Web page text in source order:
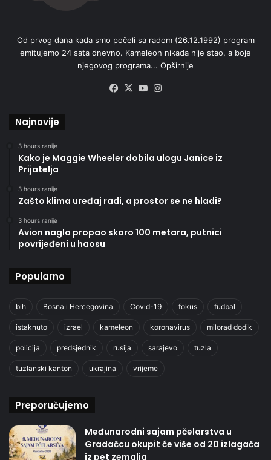
Od prvog dana kada smo počeli sa radom (26.12.1992) program
emitujemo 24 sata dnevno. Kameleon nikada nije stao, a boje
njegovog programa... Opširnije
Facebook
X YouTube
Najnovije
3 hours ranije
Kako je Maggie Wheeler dobila ulogu Janice iz
Prijatelja
3 hours ranije
Zašto klima uređaj radi, a prostor se ne hladi?
3 hours ranije
Avion naglo propao skoro 100 metara, putnici
povrijeđeni u haosu
Popularno
bih Bosna i Hercegovina Covid-19 fokus fudbal
istaknuto izrael kameleon koronavirus milorad dodik
policija predsjednik rusija sarajevo tuzla
tuzlanski kanton ukrajina vrijeme
Preporučujemo
Međunarodni sajam pčelarstva u
Gradačcu okupit će više od 20 izlagača
iz pet zemalja